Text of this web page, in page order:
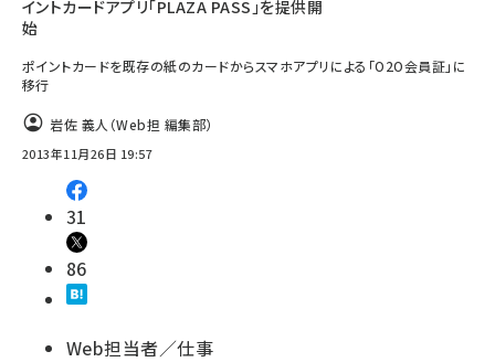
イントカードアプリ「PLAZA PASS」を提供開
始
ポイントカードを既存の紙のカードからスマホアプリによる「O2O会員証」に
移行
岩佐 義人（Web担 編集部）
2013年11月26日 19:57
31
86
Web担当者／仕事